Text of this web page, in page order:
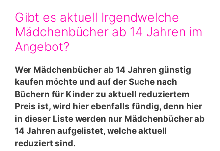
Gibt es aktuell Irgendwelche
Mädchenbücher ab 14 Jahren im
Angebot?
Wer Mädchenbücher ab 14 Jahren günstig
kaufen möchte und auf der Suche nach
Büchern für Kinder zu aktuell reduziertem
Preis ist, wird hier ebenfalls fündig, denn hier
in dieser Liste werden nur Mädchenbücher ab
14 Jahren aufgelistet, welche aktuell
reduziert sind.